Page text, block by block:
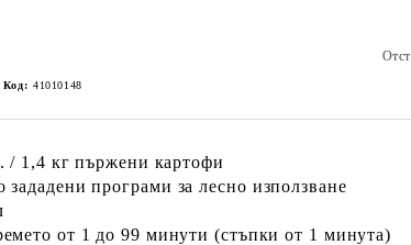
Код: 41010148
/ 1,4 кг пържени картофи
зададени програми за лесно използване
от 1 до 99 минути (стъпки от 1 минута)